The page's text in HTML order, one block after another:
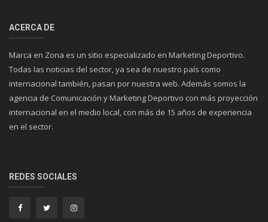
ACERCA DE
Marca en Zona es un sitio especializado en Marketing Deportivo.
Todas las noticias del sector, ya sea de nuestro país como
internacional también, pasan por nuestra web. Además somos la
agencia de Comunicación y Marketing Deportivo con más proyección
internacional en el medio local, con más de 15 años de experiencia
en el sector.
REDES SOCIALES